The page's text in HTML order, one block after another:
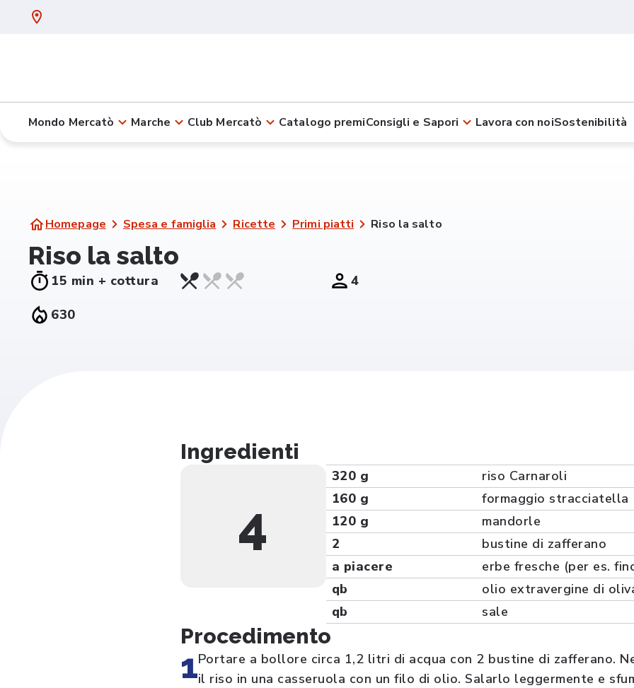
Mondo Mercatò Marche Club Mercatò Catalogo premiConsigli e Sapori Lavora con noiSostenibilità
Homepage Spesa e famiglia Ricette Primi piatti Riso la salto
Riso la salto
15 min + cottura
4
630
Ingredienti
4
320 g
riso Carnaroli
160 g
formaggio stracciatella
120 g
mandorle
2
bustine di zafferano
a piacere
erbe fresche (per es.
qb
olio extravergine di
qb
sale
Procedimento
1Portare a bollore circa 1,2 litri di acqua con 2 bustine di zafferano.
il riso in una casseruola con un filo di olio. Salarlo leggermente e